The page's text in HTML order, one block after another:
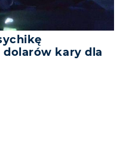
dolarów kary dla